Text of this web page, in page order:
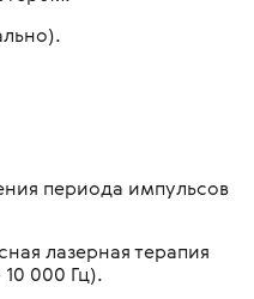
периода импульсов
лазерная терапия
000 Гц).